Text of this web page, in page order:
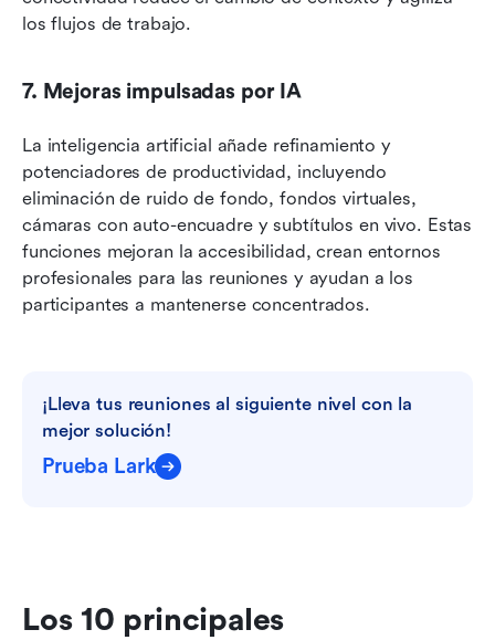
los flujos de trabajo.
7. Mejoras impulsadas por IA
La inteligencia artificial añade refinamiento y
potenciadores de productividad, incluyendo
eliminación de ruido de fondo, fondos virtuales,
cámaras con auto-encuadre y subtítulos en vivo. Estas
funciones mejoran la accesibilidad, crean entornos
profesionales para las reuniones y ayudan a los
participantes a mantenerse concentrados.
¡Lleva tus reuniones al siguiente nivel con la
mejor solución!
Prueba Lark
Los 10 principales